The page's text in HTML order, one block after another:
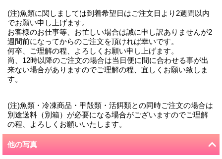
(注)魚類に関しましては到着希望日はご注文日より2週間以内
でお願い申し上げます。
お客様のお仕事等、お忙しい場合は誠に申し訳ありませんが2
週間前になってからのご注文を頂ければ幸いです。
何卒、ご理解の程、よろしくお願い申し上げます。
尚、12時以降のご注文の場合は当日便に間に合わせる事が出
来ない場合がありますのでご理解の程、宜しくお願い致しま
す。
(注)魚類・冷凍商品・甲殻類・活餌類との同時ご注文の場合は
別途送料（別箱）が必要になる場合がございますのでご理解
の程、よろしくお願いいたします。
他の写真